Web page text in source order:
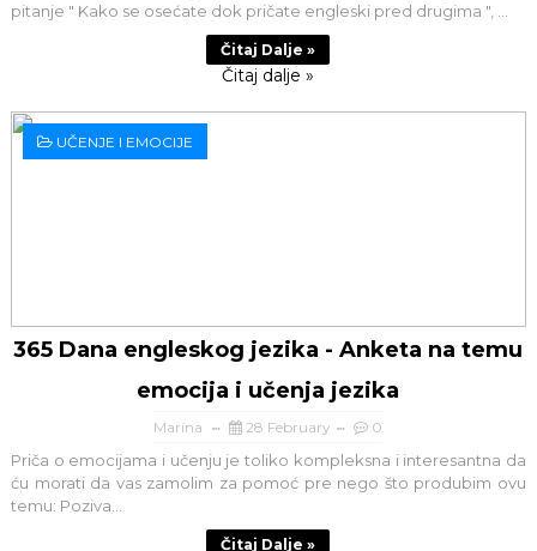
pitanje " Kako se osećate dok pričate engleski pred drugima ", ...
Čitaj Dalje »
Čitaj dalje »
UČENJE I EMOCIJE
365 Dana engleskog jezika - Anketa na temu
emocija i učenja jezika
Marina 28 February 0
Priča o emocijama i učenju je toliko kompleksna i interesantna da
ću morati da vas zamolim za pomoć pre nego što produbim ovu
temu: Poziva...
Čitaj Dalje »